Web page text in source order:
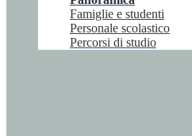
Famiglie e studenti
Personale scolastico
Percorsi di studio